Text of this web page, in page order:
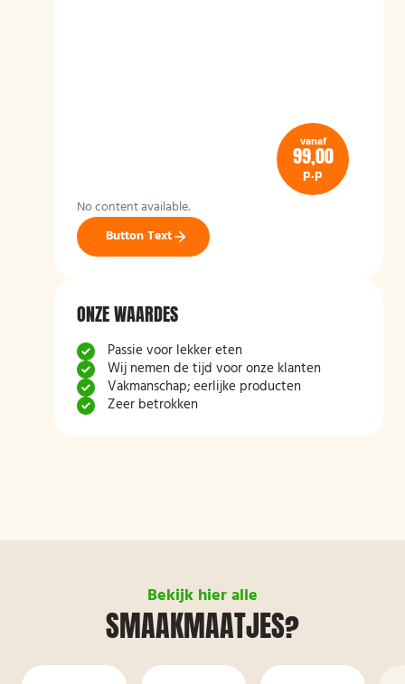
vanaf
99,00
p.p
No content available.
Button Text
ONZE WAARDES
Passie voor lekker eten
Wij nemen de tijd voor onze klanten
Vakmanschap; eerlijke producten
Zeer betrokken
Bekijk hier alle
SMAAKMAATJES?